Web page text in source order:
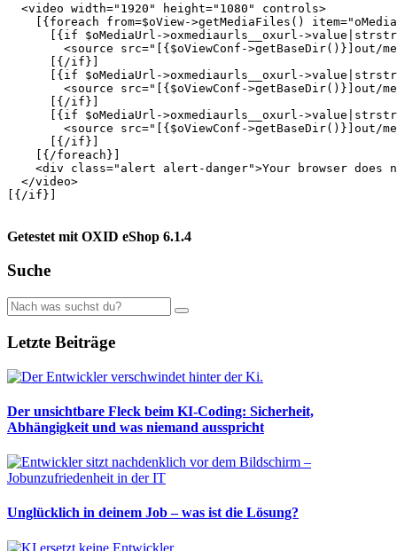
  <video width="1920" height="1080" controls>
[{foreach from=$oView->getMediaFiles()
[{if $oMediaUrl->oxmediaurls__oxurl-
<source src="[{$oViewConf->getBaseDir()}]out/
      [{/if}]
[{if $oMediaUrl->oxmediaurls__oxurl-
<source src="[{$oViewConf->getBaseDir()}]out/
      [{/if}]
[{if $oMediaUrl->oxmediaurls__oxurl-
<source src="[{$oViewConf->getBaseDir()}]out/
      [{/if}]
    [{/foreach}]
<div class="alert alert-danger">Your browser does
  </video>
[{/if}]
Getestet mit OXID eShop 6.1.4
Suche
Letzte Beiträge
Der unsichtbare Fleck beim KI-Coding: Sicherheit,
Abhängigkeit und was niemand ausspricht
Unglücklich in deinem Job – was ist die Lösung?